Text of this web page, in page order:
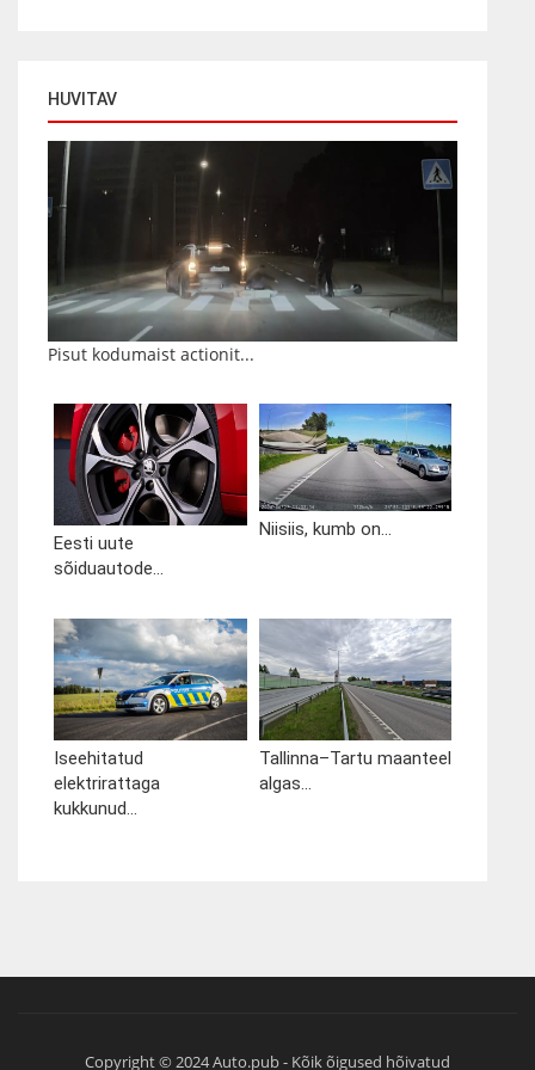
HUVITAV
Pisut kodumaist actionit...
Eesti uute
sõiduautode...
Niisiis, kumb on...
Iseehitatud
elektrirattaga
kukkunud...
Tallinna–Tartu maanteel
algas...
Copyright © 2024 Auto.pub - Kõik õigused hõivatud